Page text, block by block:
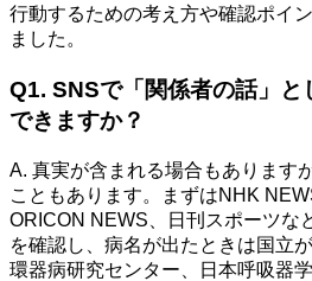
行動するための考え方や確認ポイ
ました。
Q1. SNSで「関係者の話」と
できますか？
A. 真実が含まれる場合もあります
こともあります。まずはNHK
ORICON NEWS、日刊スポーツな
を確認し、病名が出たときは国立
環器病研究センター、日本呼吸器